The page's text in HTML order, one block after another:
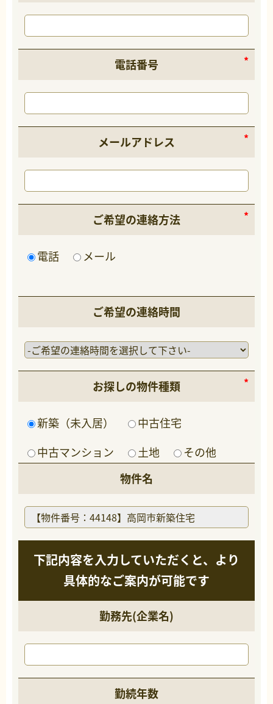
電話番号
メールアドレス
ご希望の連絡方法
電話 メール
ご希望の連絡時間
お探しの物件種類
新築（未入居）
中古住宅
中古マンション
土地
その他
物件名
下記内容を入力していただくと、より
具体的なご案内が可能です
勤務先(企業名)
勤続年数